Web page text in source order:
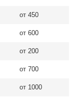
от 450
от 600
от 200
от 700
от 1000